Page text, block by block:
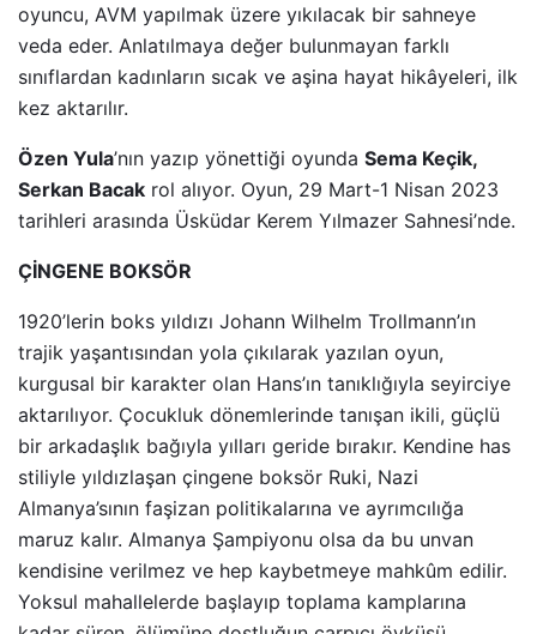
oyuncu, AVM yapılmak üzere yıkılacak bir sahneye
veda eder. Anlatılmaya değer bulunmayan farklı
sınıflardan kadınların sıcak ve aşina hayat hikâyeleri, ilk
kez aktarılır.
Özen Yula’nın yazıp yönettiği oyunda Sema Keçik,
Serkan Bacak rol alıyor. Oyun, 29 Mart-1 Nisan 2023
tarihleri arasında Üsküdar Kerem Yılmazer Sahnesi’nde.
ÇİNGENE BOKSÖR
1920’lerin boks yıldızı Johann Wilhelm Trollmann’ın
trajik yaşantısından yola çıkılarak yazılan oyun,
kurgusal bir karakter olan Hans’ın tanıklığıyla seyirciye
aktarılıyor. Çocukluk dönemlerinde tanışan ikili, güçlü
bir arkadaşlık bağıyla yılları geride bırakır. Kendine has
stiliyle yıldızlaşan çingene boksör Ruki, Nazi
Almanya’sının faşizan politikalarına ve ayrımcılığa
maruz kalır. Almanya Şampiyonu olsa da bu unvan
kendisine verilmez ve hep kaybetmeye mahkûm edilir.
Yoksul mahallelerde başlayıp toplama kamplarına